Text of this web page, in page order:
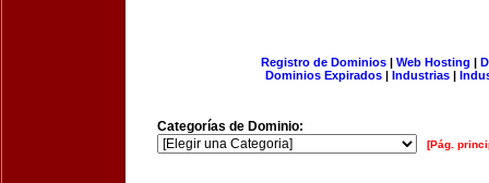
Registro de Dominios| Web Hosting |
Dominios Expirados | Industrias |
Categorías de Dominio:
[Pág.